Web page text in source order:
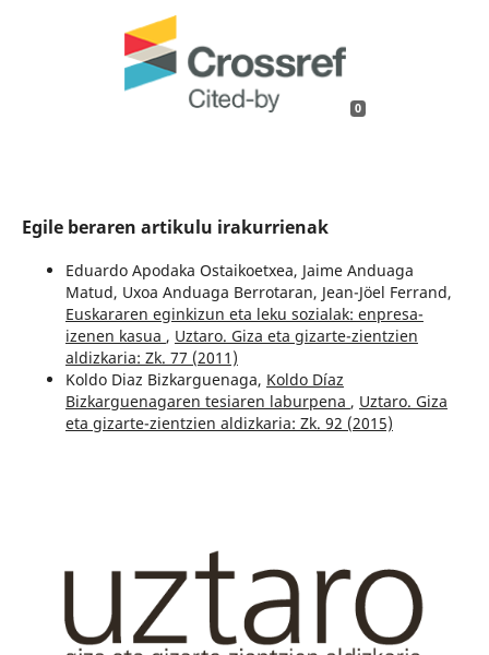
0
Egile beraren artikulu irakurrienak
Eduardo Apodaka Ostaikoetxea, Jaime Anduaga
Matud, Uxoa Anduaga Berrotaran, Jean-Jöel Ferrand,
Euskararen eginkizun eta leku sozialak: enpresa-
izenen kasua , Uztaro. Giza eta gizarte-zientzien
aldizkaria: Zk. 77 (2011)
Koldo Diaz Bizkarguenaga, Koldo Díaz
Bizkarguenagaren tesiaren laburpena , Uztaro. Giza
eta gizarte-zientzien aldizkaria: Zk. 92 (2015)